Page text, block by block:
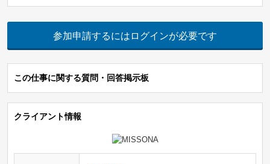
参加申請するにはログインが必要です
この仕事に関する質問・回答掲示板
クライアント情報